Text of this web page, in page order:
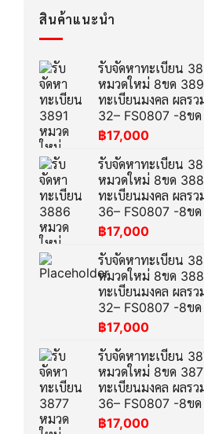
สินค้าแนะนำ
รับจัดหาทะเบียน
หมวดใหม่ 8ขด
ทะเบียนมงคล ผลรว
32– FS0807 -8ขด
฿17,000
รับจัดหาทะเบียน
หมวดใหม่ 8ขด
ทะเบียนมงคล ผลรว
36– FS0807 -8ขด
฿17,000
รับจัดหาทะเบียน
หมวดใหม่ 8ขด
ทะเบียนมงคล ผลรว
32– FS0807 -8ขด
฿17,000
รับจัดหาทะเบียน
หมวดใหม่ 8ขด
ทะเบียนมงคล ผลรว
36– FS0807 -8ขด
฿17,000